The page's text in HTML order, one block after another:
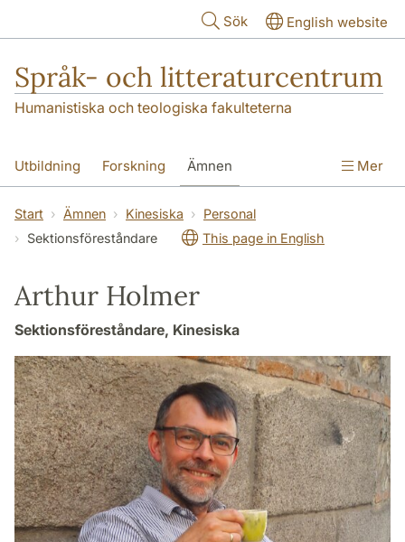
Sök English website
Språk- och litteraturcentrum
Humanistiska och teologiska fakulteterna
Utbildning Forskning Ämnen
SOL-husen Kontakt Institutionen
översättning till svenska
Mer
Start Ämnen Kinesiska
Personal
Sektionsföreståndare
This page in English
Arthur Holmer
Sektionsföreståndare, Kinesiska